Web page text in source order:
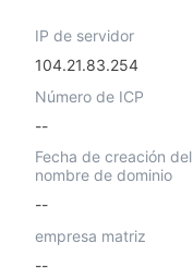
IP de servidor
104.21.83.254
Número de ICP
--
Fecha de creación del
nombre de dominio
--
empresa matriz
--